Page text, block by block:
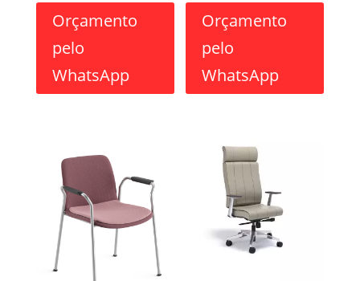
Orçamento
pelo
WhatsApp
Orçamento
pelo
WhatsApp